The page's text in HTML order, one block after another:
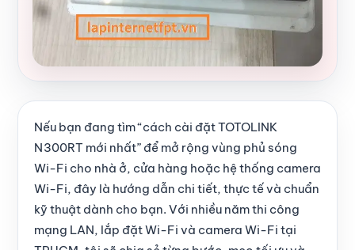
Nếu bạn đang tìm “cách cài đặt TOTOLINK
N300RT mới nhất” để mở rộng vùng phủ sóng
Wi-Fi cho nhà ở, cửa hàng hoặc hệ thống camera
Wi-Fi, đây là hướng dẫn chi tiết, thực tế và chuẩn
kỹ thuật dành cho bạn. Với nhiều năm thi công
mạng LAN, lắp đặt Wi-Fi và camera Wi-Fi tại